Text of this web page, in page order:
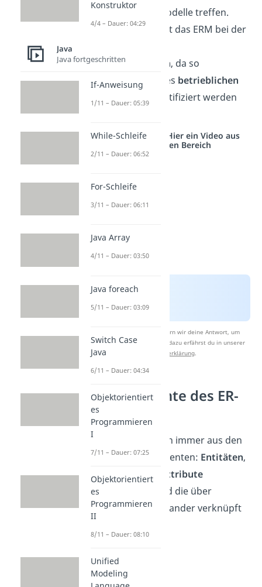
kannst du auf ER-Modelle treffen.
Besonders beliebt ist das ERM bei der
Geschäftsprozessen, da so
Schwachstellen
eines betrieblichen
Ablaufs
schnell identifiziert werden
Studyflix vernetzt: Hier ein Video aus
einem anderen Bereich
Nach Beantwortung speichern wir deine Antwort, um
Studyflix zu verbessern. Mehr dazu erfährst du in unserer
Datenschutzerklärung.
Grundelemente des ER-
Modells
ER-Modelle bestehen immer aus den
gleichen Grundelementen: Entitäten,
denen bestimmte
Attribute
zugeordnet sind und die über
Beziehungenmiteinander verknüpft
Konstruktor
4/4 – Dauer: 04:29
Java
Java fortgeschritten
If-Anweisung
1/11 – Dauer: 05:39
While-Schleife
2/11 – Dauer: 06:52
For-Schleife
3/11 – Dauer: 06:11
Java Array
4/11 – Dauer: 03:50
Java foreach
5/11 – Dauer: 03:09
Switch Case
Java
6/11 – Dauer: 04:34
Objektorientiert
es
Programmieren
I
7/11 – Dauer: 07:25
Objektorientiert
es
Programmieren
II
8/11 – Dauer: 08:10
Unified
Modeling